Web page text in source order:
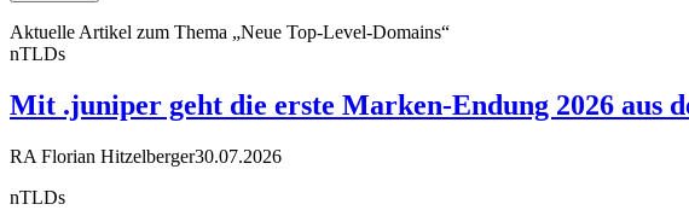
Aktuelle Artikel zum Thema „Neue Top-Level-Domains“
nTLDs
Mit .juniper geht die erste Marken-Endung 2026 aus
RA Florian Hitzelberger30.07.2026
nTLDs